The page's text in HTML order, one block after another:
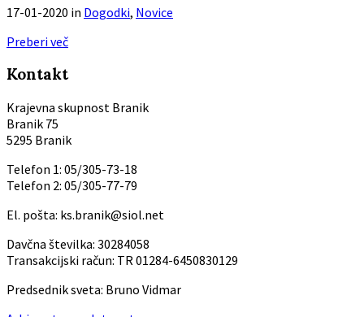
17-01-2020 in Dogodki, Novice
Preberi več
Kontakt
Krajevna skupnost Branik
Branik 75
5295 Branik
Telefon 1: 05/305-73-18
Telefon 2: 05/305-77-79
El. pošta: ks.branik@siol.net
Davčna številka: 30284058
Transakcijski račun: TR 01284-6450830129
Predsednik sveta: Bruno Vidmar